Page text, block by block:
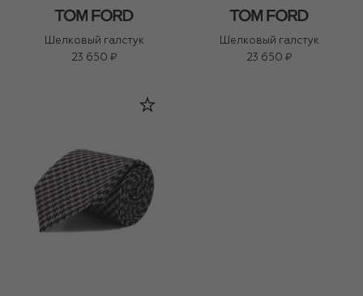
Шелковый галстук
23 650 ₽
Шелковый галстук
23 650 ₽